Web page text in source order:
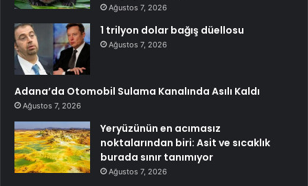
Ağustos 7, 2026
1 trilyon dolar bağış düellosu
Ağustos 7, 2026
Adana’da Otomobil Sulama Kanalında Asılı Kaldı
Ağustos 7, 2026
Yeryüzünün en acımasız
noktalarından biri: Asit ve sıcaklık
burada sınır tanımıyor
Ağustos 7, 2026